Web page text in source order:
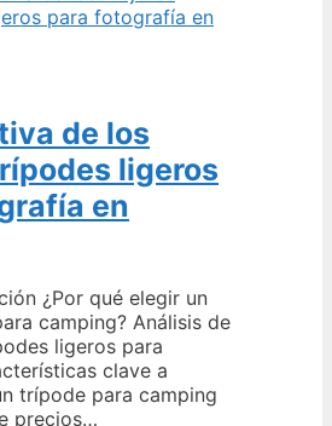
de los
ligeros
en
¿Por qué elegir un
camping? Análisis de
ligeros para
clave a
trípode para camping
precios…